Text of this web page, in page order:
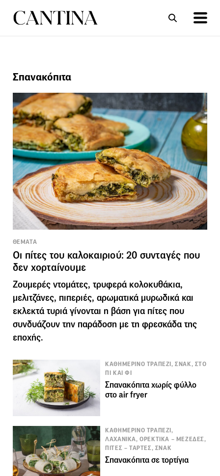
ΣΥΝΤΑΓΕΣ
Σπανακόπιτα
ΘΕΜΑΤΑ
Οι πίτες του καλοκαιριού: 20 συνταγές που
δεν χορταίνουμε
Ζουμερές ντομάτες, τρυφερά κολοκυθάκια,
μελιτζάνες, πιπεριές, αρωματικά μυρωδικά και
εκλεκτά τυριά γίνονται η βάση για πίτες που
συνδυάζουν την παράδοση με τη φρεσκάδα της
εποχής.
ΚΑΘΗΜΕΡΙΝΟ ΤΡΑΠΕΖΙ, ΣΝΑΚ, ΣΤΟ
ΠΙ ΚΑΙ ΦΙ
Σπανακόπιτα χωρίς φύλλο
στο air fryer
ΚΑΘΗΜΕΡΙΝΟ ΤΡΑΠΕΖΙ,
ΛΑΧΑΝΙΚΑ, ΟΡΕΚΤΙΚΑ – ΜΕΖΕΔΕΣ,
ΠΙΤΕΣ – ΤΑΡΤΕΣ, ΣΝΑΚ
Σπανακόπιτα σε τορτίγια